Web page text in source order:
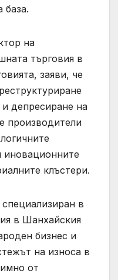
база.
на
търговия в
заяви, че
и депресиране на
производители
иновационните
клъстери.
специализиран в
в Шанхайския
бизнес и
на износа в
от